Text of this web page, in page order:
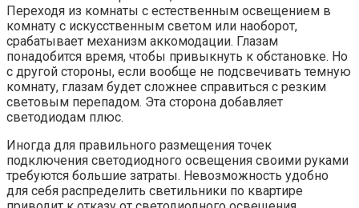
Переходя из комнаты с естественным освещением в
комнату с искусственным светом или наоборот,
срабатывает механизм аккомодации. Глазам
понадобится время, чтобы привыкнуть к обстановке. Но
с другой стороны, если вообще не подсвечивать темную
комнату, глазам будет сложнее справиться с резким
световым перепадом. Эта сторона добавляет
светодиодам плюс.
Иногда для правильного размещения точек
подключения светодиодного освещения своими руками
требуются большие затраты. Невозможность удобно
для себя распределить светильники по квартире